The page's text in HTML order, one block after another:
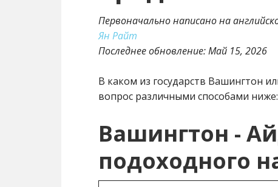
Первоначально написано на
Ян Райт
Последнее обновление:Май 15, 2026
В каком из государств Вашингтон
вопрос различными способами ниже:
Вашингтон -
подоходного